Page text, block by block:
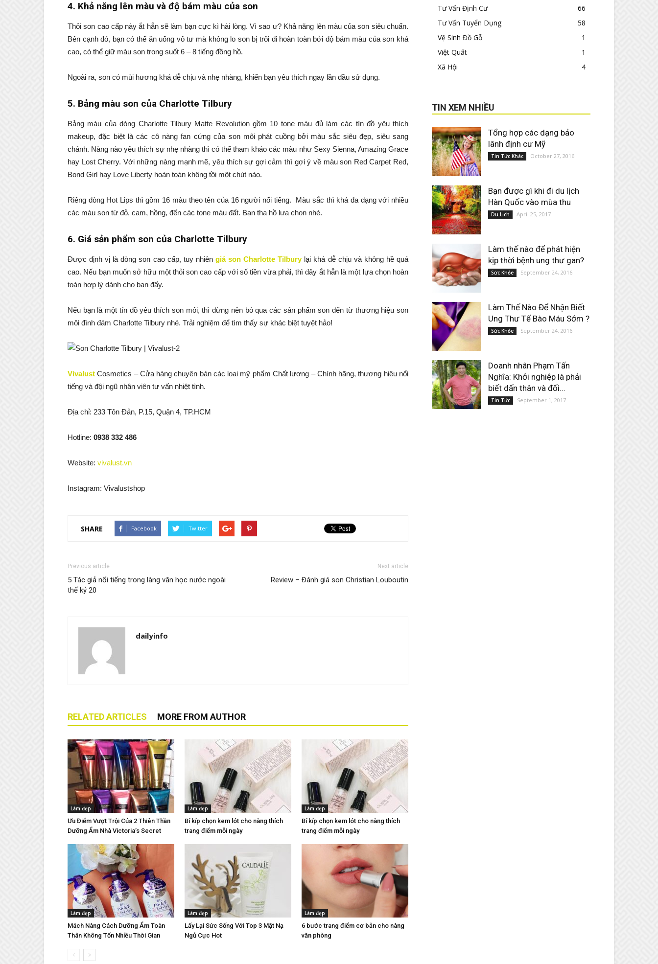
4. Khả năng lên màu và độ bám màu của son
Thỏi son cao cấp này ắt hẳn sẽ làm bạn cực kì hài lòng. Vì sao ư? Khả năng lên màu của son siêu chuẩn.
Bên cạnh đó, bạn có thể ăn uống vô tư mà không lo son bị trôi đi hoàn toàn bởi độ bám màu của son khá
cao, có thể giữ màu son trong suốt 6 – 8 tiếng đồng hồ.
Ngoài ra, son có mùi hương khá dễ chịu và nhẹ nhàng, khiến bạn yêu thích ngay lần đầu sử dụng.
5. Bảng màu son của Charlotte Tilbury
Bảng màu của dòng Charlotte Tilbury Matte Revolution gồm 10 tone màu đủ làm các tín đồ yêu thích
makeup, đặc biệt là các cô nàng fan cứng của son môi phát cuồng bởi màu sắc siêu đẹp, siêu sang
chảnh. Nàng nào yêu thích sự nhẹ nhàng thì có thể tham khảo các màu như Sexy Sienna, Amazing Grace
hay Lost Cherry. Với những nàng mạnh mẽ, yêu thích sự gợi cảm thì gợi ý về màu son Red Carpet Red,
Bond Girl hay Love Liberty hoàn toàn không tồi một chút nào.
Riêng dòng Hot Lips thì gồm 16 màu theo tên của 16 người nổi tiếng. Màu sắc thì khá đa dạng với nhiều
các màu son từ đỏ, cam, hồng, đến các tone màu đất. Bạn tha hồ lựa chọn nhé.
6. Giá sản phẩm son của Charlotte Tilbury
Được định vị là dòng son cao cấp, tuy nhiên giá son Charlotte Tilburylại khá dễ chịu và không hề quá
cao. Nếu bạn muốn sở hữu một thỏi son cao cấp với số tiền vừa phải, thì đây ắt hẳn là một lựa chọn hoàn
toàn hợp lý dành cho bạn đấy.
Nếu bạn là một tín đồ yêu thích son môi, thì đừng nên bỏ qua các sản phẩm son đến từ thương hiệu son
môi đình đám Charlotte Tilbury nhé. Trải nghiệm để tìm thấy sự khác biệt tuyệt hảo!
Vivalust Cosmetics – Cửa hàng chuyên bán các loại mỹ phẩm Chất lượng – Chính hãng, thương hiệu nổi
tiếng và đội ngũ nhân viên tư vấn nhiệt tình.
Địa chỉ: 233 Tôn Đản, P.15, Quận 4, TP.HCM
Hotline: 0938 332 486
Website: vivalust.vn
Instagram: Vivalustshop
SHARE Facebook Twitter
Previous article
5 Tác giả nổi tiếng trong làng văn học nước ngoài
thế kỷ 20
Next article
Review – Đánh giá son Christian Louboutin
dailyinfo
RELATED ARTICLES MORE FROM AUTHOR
Làm đẹp
Ưu Điểm Vượt Trội Của 2 Thiên Thần
Dưỡng Ẩm Nhà Victoria’s Secret
Làm đẹp
Bí kíp chọn kem lót cho nàng thích
trang điểm mỗi ngày
Làm đẹp
Bí kíp chọn kem lót cho nàng thích
trang điểm mỗi ngày
Làm đẹp
Mách Nàng Cách Dưỡng Ẩm Toàn
Thân Không Tốn Nhiều Thời Gian
Làm đẹp
Lấy Lại Sức Sống Với Top 3 Mặt Nạ
Ngủ Cực Hot
Làm đẹp
6 bước trang điểm cơ bản cho nàng
văn phòng
Tư Vấn Định Cư
66
Tư Vấn Tuyển Dụng
58
Vệ Sinh Đồ Gỗ
1
Việt Quất
1
Xã Hội
4
TIN XEM NHIỀU
Tổng hợp các dạng bảo
lãnh định cư Mỹ
Tin Tức Khác October 27, 2016
Bạn được gì khi đi du lịch
Hàn Quốc vào mùa thu
Du Lịch April 25, 2017
Làm thế nào để phát hiện
kịp thời bệnh ung thư gan?
Sức Khỏe September 24, 2016
Làm Thế Nào Để Nhận Biết
Ung Thư Tế Bào Máu Sớm ?
Sức Khỏe September 24, 2016
Doanh nhân Phạm Tấn
Nghĩa: Khởi nghiệp là phải
biết dấn thân và đối...
Tin Tức September 1, 2017